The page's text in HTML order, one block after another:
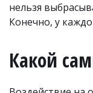
нельзя
Конечно, у
Какой